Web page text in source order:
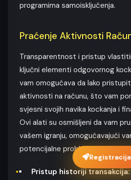
programima samoisključenja.
Praćenje Aktivnosti
Transparentnost i pristup
ključni elementi odgovornog
vam omogućava da lako
aktivnosti na računu, što vam
svjesni svojih navika kockanja i
Ovi alati su osmišljeni da vam
vašem igranju, omogućavajući
potencijalne probleme na
Pristup historiji transakcija:
Registracija